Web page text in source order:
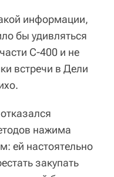
информации,
бы удивляться
С-400 и не
встречи в Дели
нажима
ей настоятельно
закупать